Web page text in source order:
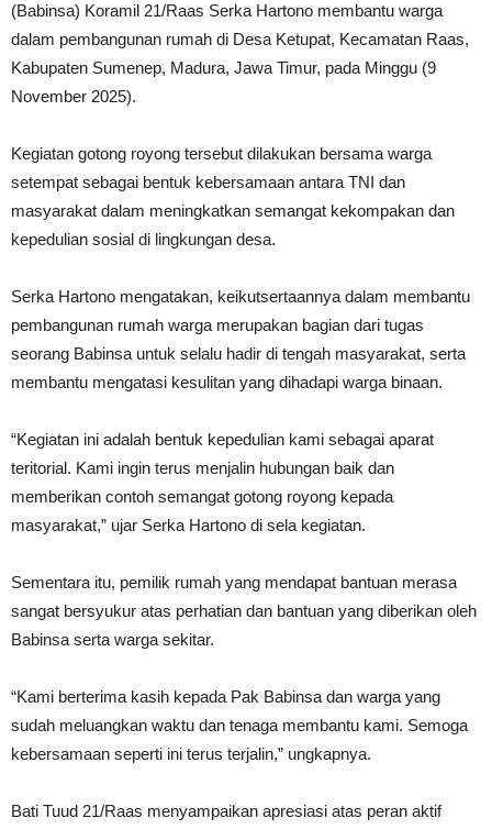
(Babinsa) Koramil 21/Raas Serka Hartono membantu warga
dalam pembangunan rumah di Desa Ketupat, Kecamatan Raas,
Kabupaten Sumenep, Madura, Jawa Timur, pada Minggu (9
November 2025).
Kegiatan gotong royong tersebut dilakukan bersama warga
setempat sebagai bentuk kebersamaan antara TNI dan
masyarakat dalam meningkatkan semangat kekompakan dan
kepedulian sosial di lingkungan desa.
Serka Hartono mengatakan, keikutsertaannya dalam membantu
pembangunan rumah warga merupakan bagian dari tugas
seorang Babinsa untuk selalu hadir di tengah masyarakat, serta
membantu mengatasi kesulitan yang dihadapi warga binaan.
“Kegiatan ini adalah bentuk kepedulian kami sebagai aparat
teritorial. Kami ingin terus menjalin hubungan baik dan
memberikan contoh semangat gotong royong kepada
masyarakat,” ujar Serka Hartono di sela kegiatan.
Sementara itu, pemilik rumah yang mendapat bantuan merasa
sangat bersyukur atas perhatian dan bantuan yang diberikan oleh
Babinsa serta warga sekitar.
“Kami berterima kasih kepada Pak Babinsa dan warga yang
sudah meluangkan waktu dan tenaga membantu kami. Semoga
kebersamaan seperti ini terus terjalin,” ungkapnya.
Bati Tuud 21/Raas menyampaikan apresiasi atas peran aktif